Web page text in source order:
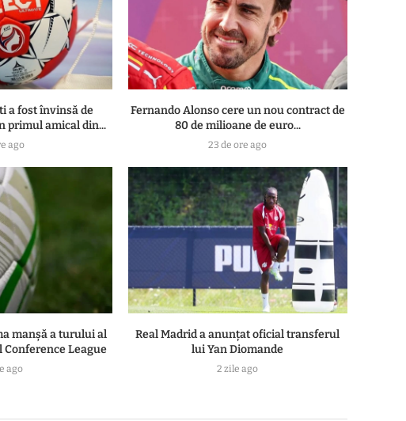
a fost învinsă de
primul amical din...
ago
Fernando Alonso cere un nou contract de
80 de milioane de euro...
23 de ore ago
manşă a turului al
League
ago
Real Madrid a anunțat oficial transferul
lui Yan Diomande
2 zile ago